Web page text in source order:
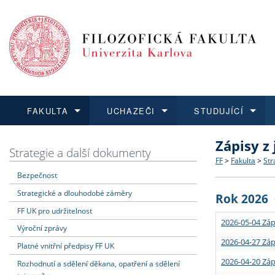
FAKULTA
Dozvědět se více
Struktura
Strategie
Podpora
UCHAZEČI
Podat přihlášku
Co
Učitelské
STUDUJÍCÍ
Dozvědět se více
Rigorózní
Dozvědět se více
O vědě a
Granty a
Dozvědět se více
Aktuální
Strategie a další dokumenty
Bezpečnost
Strategické a dlouhodobé záměry
FF UK pro udržitelnost
Výroční zprávy
Platné vnitřní předpisy FF UK
Rozhodnutí a sdělení děkana, opatření a sdělení
Zápisy
FF > Fakulta >
Rok 2026
2026-05-04
2026-04-27
2026-04-20